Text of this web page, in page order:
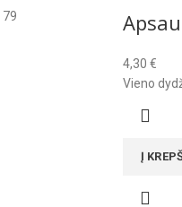
79
4,30 €
Vieno
Į